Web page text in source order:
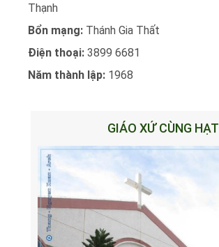
Thạnh
Bổn mạng: Thánh Gia Thất
Điện thoại: 3899 6681
Năm thành lập: 1968
GIÁO XỨ CÙNG HẠT